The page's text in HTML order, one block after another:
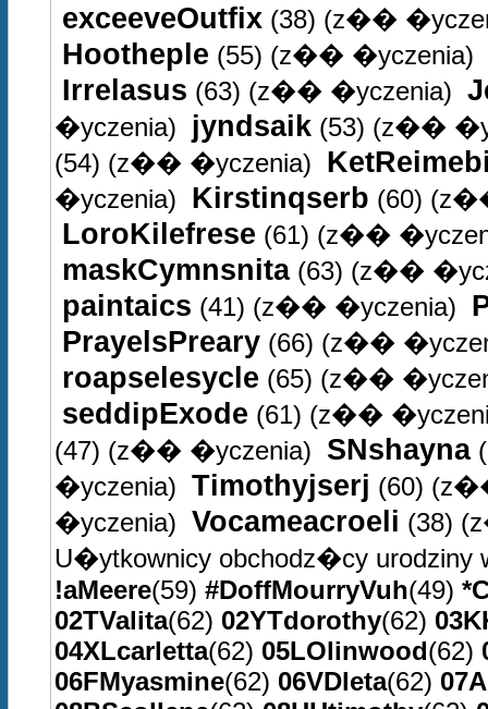
exceeveOutfix (38) (z��
Hootheple (55) (z�� �yczenia)
Irrelasus (63) (z�� �yczenia)
�yczenia) jyndsaik (53) (z��
(54) (z�� �yczenia)
�yczenia) Kirstinqserb (60)
LoroKilefrese (61) (z��
maskCymnsnita(63) (z��
paintaics (41) (z�� �yczenia)
PrayelsPreary (66) (z��
roapselesycle (65) (z��
seddipExode (61) (z��
(47) (z�� �yczenia) SNshayna
�yczenia) Timothyjserj (60)
�yczenia) Vocameacroeli (38)
U�ytkownicy obchodz�cy
!aMeere(59) #DoffMourryVuh(49)
02TValita(62) 02YTdorothy(62)
04XLcarletta(62) 05LOlinwood(62)
06FMyasmine(62) 06VDleta(62)